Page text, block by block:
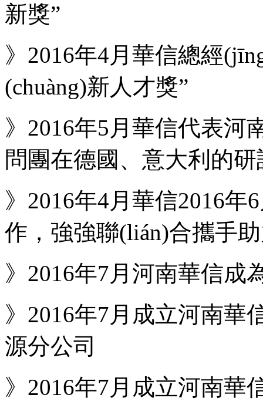
新獎”
》2016年4月華信總經
(chuàng)新人才獎”
》2016年5月華信代表河
問團在德國、意大利的
》2016年4月華信2016年
作，強強聯(lián)合攜手
》2016年7月河南華信成
》2016年7月成立河南華
源分公司
》2016年7月成立河南華